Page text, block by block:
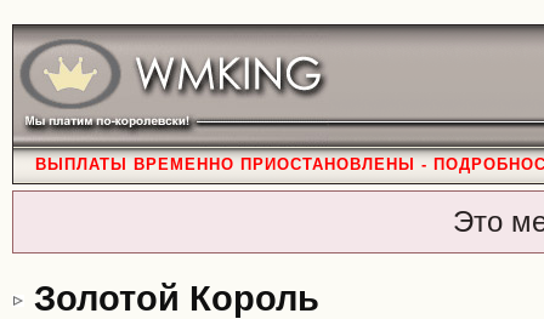
ВЫПЛАТЫ ВРЕМЕННО ПРИОСТАНОВЛЕНЫ -
Это
Золотой Король